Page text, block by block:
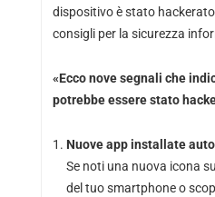
dispositivo è stato
consigli per la sicurezza
«Ecco nove segnali che
potrebbe essere stato
Nuove app installate
Se noti una nuova icona
del tuo smartphone o